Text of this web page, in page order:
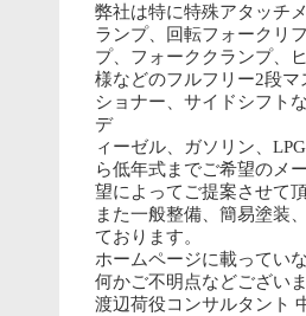
弊社は特に特殊アタッチ
ランプ、回転フォークリ
プ、フォーククランプ、
様などのフルフリー2段
ショナー、サイドシフト
デ
ィーゼル、ガソリン、
ら低年式までご希望のメ
望によってご提案させて
また一般整備、簡易塗装
ております。
ホームページに載ってい
何かご不明点などござい
渡辺荷役コンサルタント